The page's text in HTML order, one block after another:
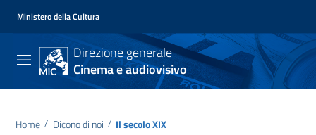
Ministero della Cultura
Direzione generale
Cinema e audiovisivo
Home / Dicono di noi / Il secolo XIX